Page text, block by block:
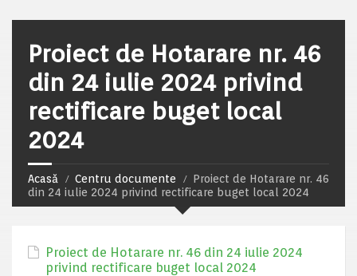
Proiect de Hotarare nr. 46
din 24 iulie 2024 privind
rectificare buget local
2024
Acasă Centru documente
Proiect de Hotarare nr. 46
din 24 iulie 2024 privind rectificare buget local 2024
Proiect de Hotarare nr. 46 din 24 iulie 2024
privind rectificare buget local 2024